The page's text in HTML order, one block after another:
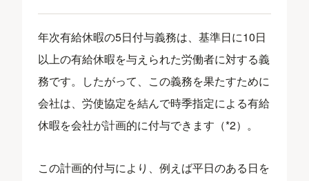
年次有給休暇の5日付与義務は、基準日に10日
以上の有給休暇を与えられた労働者に対する義
務です。したがって、この義務を果たすために
会社は、労使協定を結んで時季指定による有給
休暇を会社が計画的に付与できます（*2）。
この計画的付与により、例えば平日のある日を